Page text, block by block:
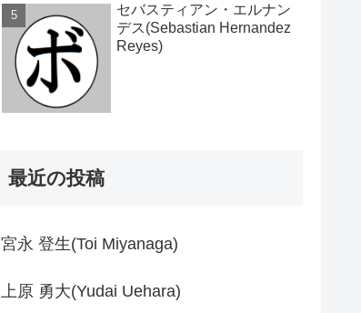
セバスティアン・エルナン
デス(Sebastian Hernandez
Reyes)
最近の投稿
宮永 登生(Toi Miyanaga)
上原 勇大(Yudai Uehara)